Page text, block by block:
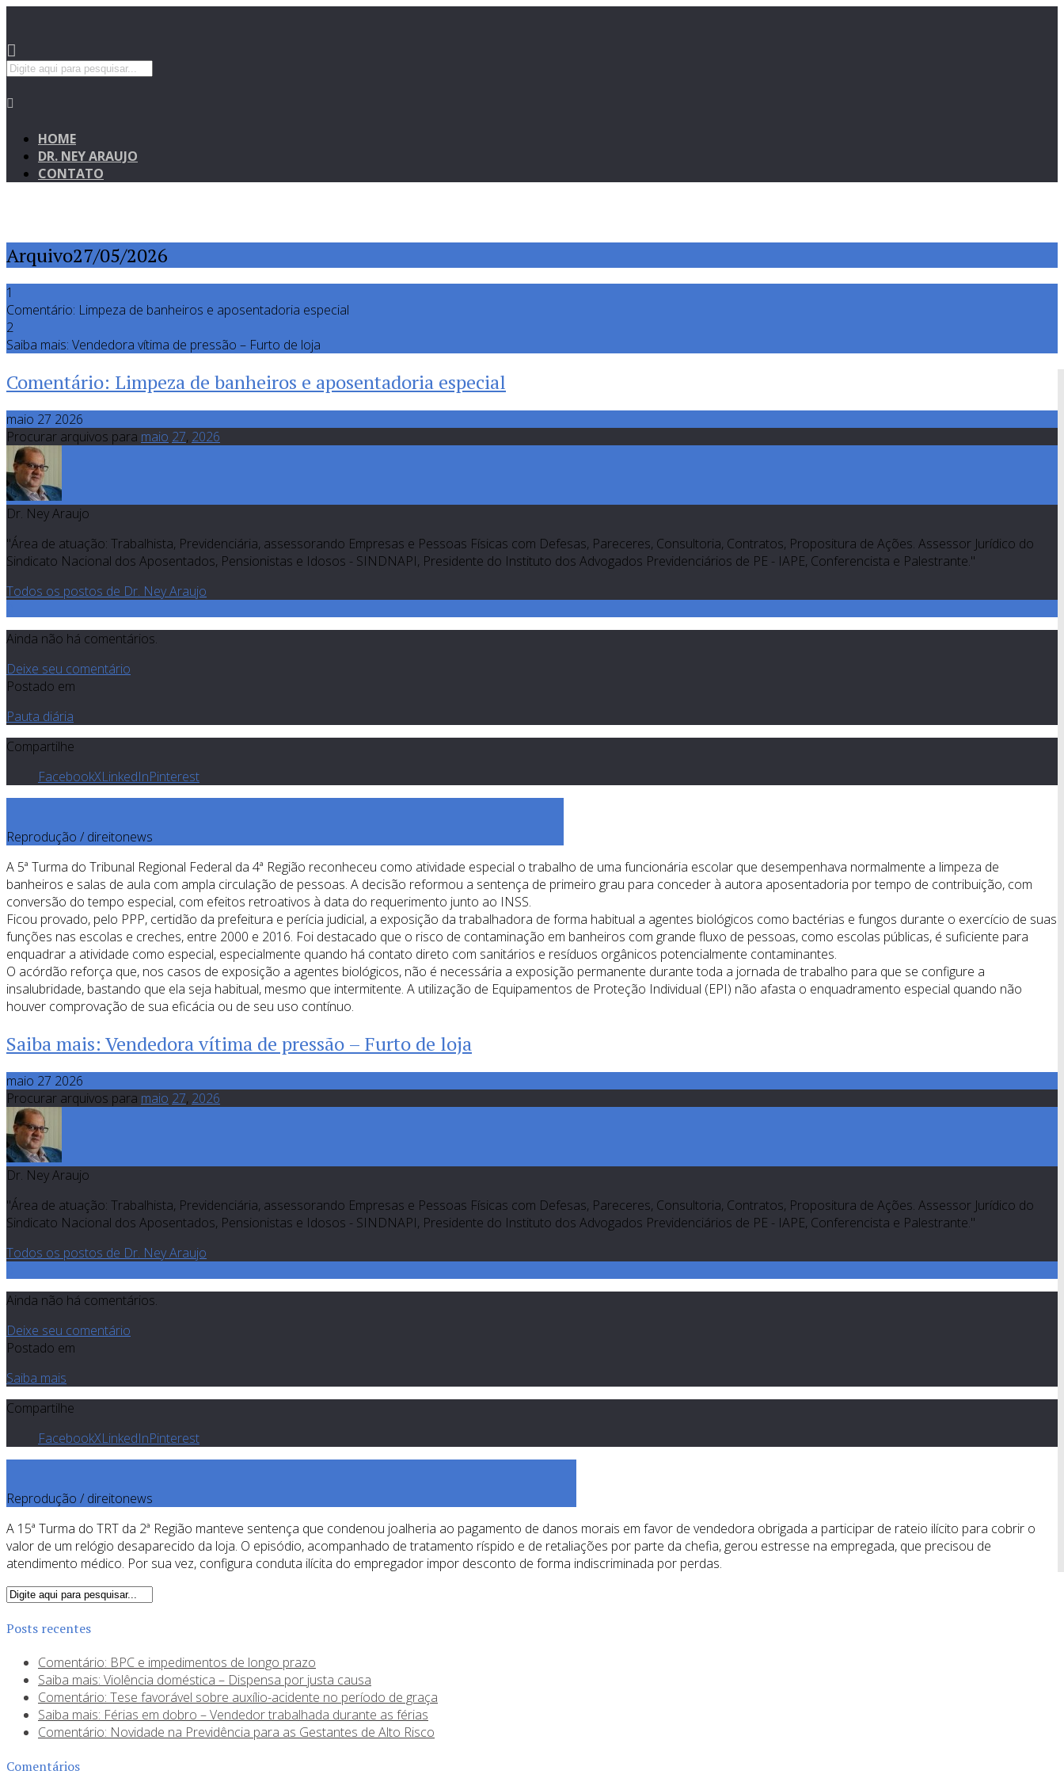
HOME
DR. NEY ARAUJO
CONTATO
Arquivo27/05/2026
1
Comentário: Limpeza de banheiros e aposentadoria especial
2
Saiba mais: Vendedora vítima de pressão – Furto de loja
Comentário: Limpeza de banheiros e aposentadoria especial
maio 27 2026
Procurar arquivos para maio 27, 2026
Dr. Ney Araujo
"Área de atuação: Trabalhista, Previdenciária, assessorando Empresas e Pessoas Físicas com Defesas, Pareceres, Consultoria, Contratos, Propositura de Ações. Assessor Jurídico do
Sindicato Nacional dos Aposentados, Pensionistas e Idosos - SINDNAPI, Presidente do Instituto dos Advogados Previdenciários de PE - IAPE, Conferencista e Palestrante."
Todos os postos de Dr. Ney Araujo
Ainda não há comentários.
Deixe seu comentário
Postado em
Pauta diária
Compartilhe
FacebookXLinkedInPinterest
Reprodução / direitonews
A 5ª Turma do Tribunal Regional Federal da 4ª Região reconheceu como atividade especial o trabalho de uma funcionária escolar que desempenhava normalmente a limpeza de
banheiros e salas de aula com ampla circulação de pessoas. A decisão reformou a sentença de primeiro grau para conceder à autora aposentadoria por tempo de contribuição, com
conversão do tempo especial, com efeitos retroativos à data do requerimento junto ao INSS.
Ficou provado, pelo PPP, certidão da prefeitura e perícia judicial, a exposição da trabalhadora de forma habitual a agentes biológicos como bactérias e fungos durante o exercício de suas
funções nas escolas e creches, entre 2000 e 2016. Foi destacado que o risco de contaminação em banheiros com grande fluxo de pessoas, como escolas públicas, é suficiente para
enquadrar a atividade como especial, especialmente quando há contato direto com sanitários e resíduos orgânicos potencialmente contaminantes.
O acórdão reforça que, nos casos de exposição a agentes biológicos, não é necessária a exposição permanente durante toda a jornada de trabalho para que se configure a
insalubridade, bastando que ela seja habitual, mesmo que intermitente. A utilização de Equipamentos de Proteção Individual (EPI) não afasta o enquadramento especial quando não
houver comprovação de sua eficácia ou de seu uso contínuo.
Saiba mais: Vendedora vítima de pressão – Furto de loja
maio 27 2026
Procurar arquivos para maio 27, 2026
Dr. Ney Araujo
"Área de atuação: Trabalhista, Previdenciária, assessorando Empresas e Pessoas Físicas com Defesas, Pareceres, Consultoria, Contratos, Propositura de Ações. Assessor Jurídico do
Sindicato Nacional dos Aposentados, Pensionistas e Idosos - SINDNAPI, Presidente do Instituto dos Advogados Previdenciários de PE - IAPE, Conferencista e Palestrante."
Todos os postos de Dr. Ney Araujo
Ainda não há comentários.
Deixe seu comentário
Postado em
Saiba mais
Compartilhe
FacebookXLinkedInPinterest
Reprodução / direitonews
A 15ª Turma do TRT da 2ª Região manteve sentença que condenou joalheria ao pagamento de danos morais em favor de vendedora obrigada a participar de rateio ilícito para cobrir o
valor de um relógio desaparecido da loja. O episódio, acompanhado de tratamento ríspido e de retaliações por parte da chefia, gerou estresse na empregada, que precisou de
atendimento médico. Por sua vez, configura conduta ilícita do empregador impor desconto de forma indiscriminada por perdas.
Posts recentes
Comentário: BPC e impedimentos de longo prazo
Saiba mais: Violência doméstica – Dispensa por justa causa
Comentário: Tese favorável sobre auxílio-acidente no período de graça
Saiba mais: Férias em dobro – Vendedor trabalhada durante as férias
Comentário: Novidade na Previdência para as Gestantes de Alto Risco
Comentários